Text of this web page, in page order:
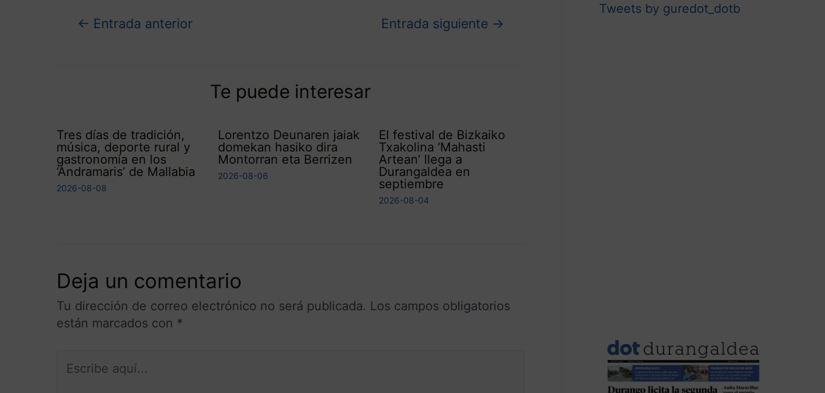
← Entrada anterior Entrada siguiente →
Te puede interesar
Tres días de tradición,
música, deporte rural y
gastronomía en los
‘Andramaris’ de Mallabia
2026-08-08
Lorentzo Deunaren jaiak
domekan hasiko dira
Montorran eta Berrizen
2026-08-06
El festival de Bizkaiko
Txakolina ‘Mahasti
Artean’ llega a
Durangaldea en
septiembre
2026-08-04
Deja un comentario
Tu dirección de correo electrónico no será publicada. Los campos obligatorios
están marcados con *
Tweets by guredot_dotb